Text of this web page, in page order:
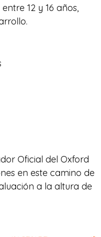
12 y 16 años,
Oficial del Oxford
en este camino de
a la altura de